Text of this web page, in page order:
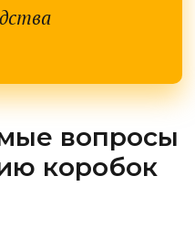
вопросы
коробок